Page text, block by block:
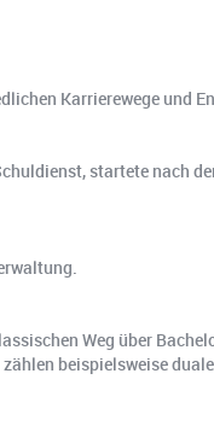
Karrierewege und
startete nach
Weg über
beispielsweise